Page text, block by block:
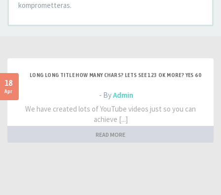
komprometteras.
18
Apr
LONG LONG TITLE HOW MANY CHARS? LETS SEE 123 OK MORE? YES 60
- ByAdmin
We have created lots of YouTube videos just so you can
achieve [...]
READ MORE